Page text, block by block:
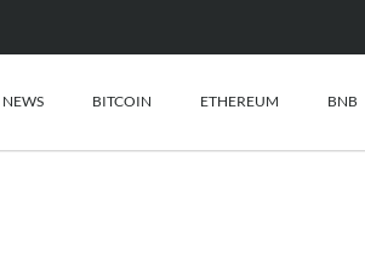
NEWS BITCOIN ETHEREUM BNB